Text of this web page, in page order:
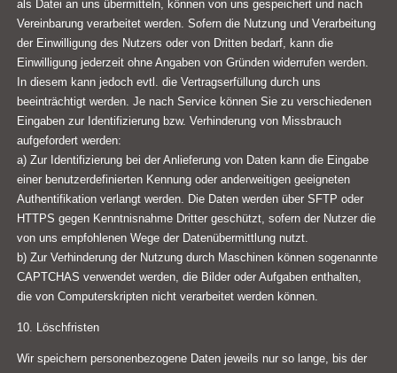
als Datei an uns übermitteln, können von uns gespeichert und nach
Vereinbarung verarbeitet werden. Sofern die Nutzung und Verarbeitung
der Einwilligung des Nutzers oder von Dritten bedarf, kann die
Einwilligung jederzeit ohne Angaben von Gründen widerrufen werden.
In diesem kann jedoch evtl. die Vertragserfüllung durch uns
beeinträchtigt werden. Je nach Service können Sie zu verschiedenen
Eingaben zur Identifizierung bzw. Verhinderung von Missbrauch
aufgefordert werden:
a) Zur Identifizierung bei der Anlieferung von Daten kann die Eingabe
einer benutzerdefinierten Kennung oder anderweitigen geeigneten
Authentifikation verlangt werden. Die Daten werden über SFTP oder
HTTPS gegen Kenntnisnahme Dritter geschützt, sofern der Nutzer die
von uns empfohlenen Wege der Datenübermittlung nutzt.
b) Zur Verhinderung der Nutzung durch Maschinen können sogenannte
CAPTCHAS verwendet werden, die Bilder oder Aufgaben enthalten,
die von Computerskripten nicht verarbeitet werden können.
10. Löschfristen
Wir speichern personenbezogene Daten jeweils nur so lange, bis der